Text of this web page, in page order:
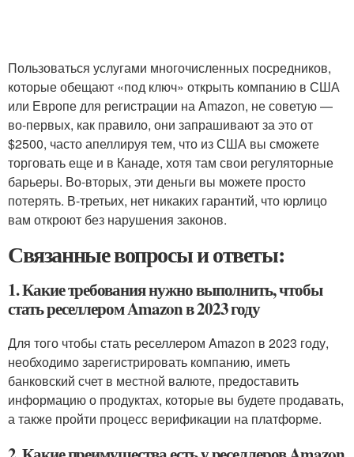
Пользоваться услугами многочисленных посредников,
которые обещают «под ключ» открыть компанию в США
или Европе для регистрации на Amazon, не советую —
во-первых, как правило, они запрашивают за это от
$2500, часто апеллируя тем, что из США вы сможете
торговать еще и в Канаде, хотя там свои регуляторные
барьеры. Во-вторых, эти деньги вы можете просто
потерять. В-третьих, нет никаких гарантий, что юрлицо
вам откроют без нарушения законов.
Связанные вопросы и ответы:
1. Какие требования нужно выполнить, чтобы
стать реселлером Amazon в 2023 году
Для того чтобы стать реселлером Amazon в 2023 году,
необходимо зарегистрировать компанию, иметь
банковский счет в местной валюте, предоставить
информацию о продуктах, которые вы будете продавать,
а также пройти процесс верификации на платформе.